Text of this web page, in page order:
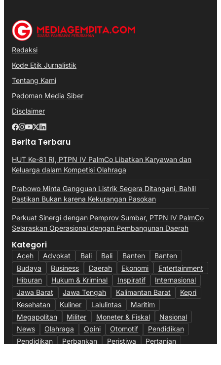
Redaksi
Kode Etik Jurnalistik
Tentang Kami
Pedoman Media Siber
Disclaimer
Berita Terbaru
HUT Ke-81 RI, PTPN IV PalmCo Libatkan Karyawan dan
Keluarga dalam Kompetisi Olahraga
Prabowo Minta Gangguan Listrik Segera Ditangani, Bahlil
Pastikan Bukan karena Kekurangan Pasokan
Perkuat Sinergi dengan Pemprov Sumbar, PTPN IV PalmCo
Selaraskan Operasional dengan Pembangunan Daerah
Kategori
Aceh Advokat Bali Bali Banten
Banten
Budaya
Business Daerah Ekonomi
Entertainment
Hiburan
Hukum & Kriminal Inspiratif
Internasional
Jawa Barat
Jawa Tengah Kalimantan Barat
Kepri
Kesehatan
Kuliner Lalulintas
Maritim
Megapolitan
Militer Moneter & Fiskal
Nasional
News
Olahraga Opini Otomotif
Pendidikan
Pendidikan
Perbankan Peristiwa
Pertanian